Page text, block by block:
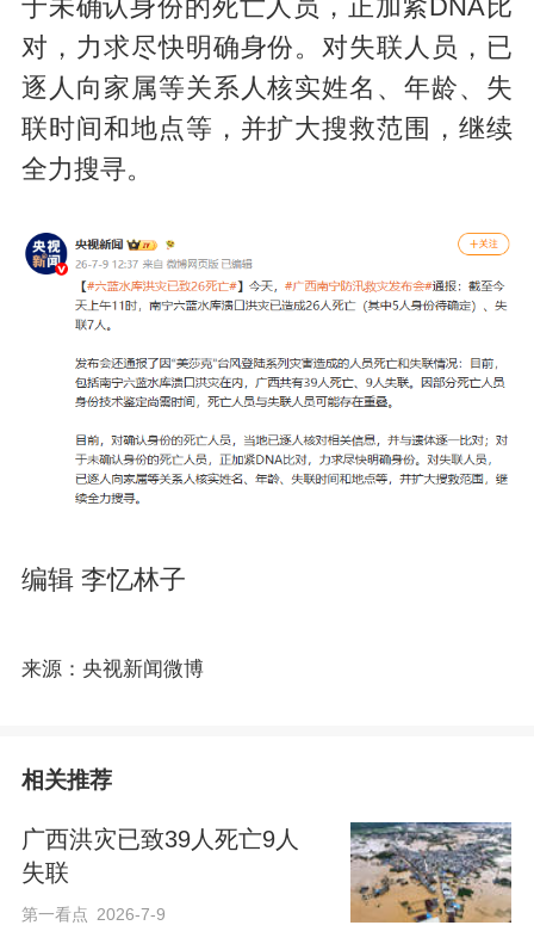
于未确认身份的死亡人员，正加紧DNA比
对，力求尽快明确身份。对失联人员，已
逐人向家属等关系人核实姓名、年龄、失
联时间和地点等，并扩大搜救范围，继续
全力搜寻。
编辑 李忆林子
来源：央视新闻微博
相关推荐
广西洪灾已致39人死亡9人
失联
第一看点 2026-7-9